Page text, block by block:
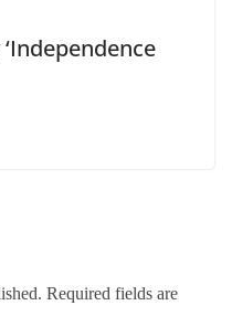
Required fields are